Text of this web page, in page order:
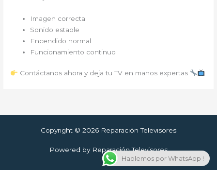
Imagen correcta
Sonido estable
Encendido normal
Funcionamiento continuo
Contáctanos ahora y deja tu TV en manos expertas
Copyright © 2026 Reparación Televisores
Powered by Reparación Televisores
Hablemos por WhatsApp !